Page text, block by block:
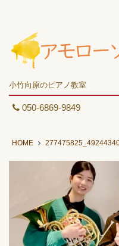
小竹向原のピアノ教室
050-6869-9849
HOME